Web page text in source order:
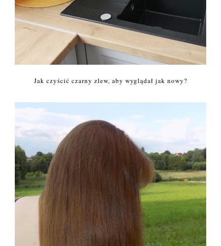
Jak czyścić czarny zlew, aby wyglądał jak nowy?